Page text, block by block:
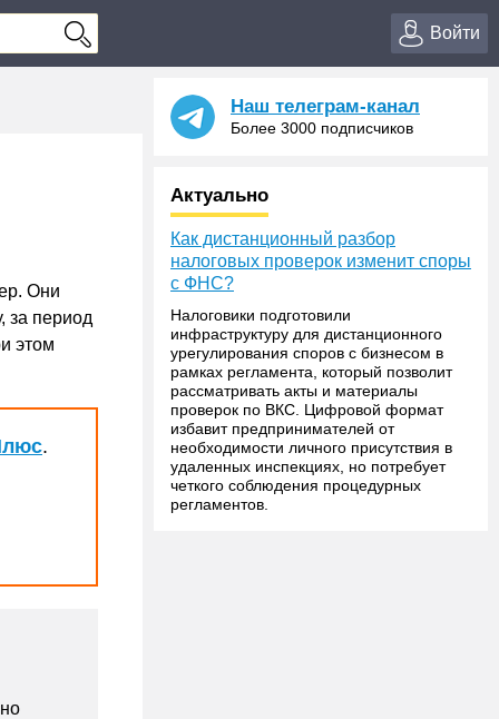
Войти
Они
за период
этом
.
Наш телеграм-канал
Более 3000 подписчиков
Актуально
Как дистанционный разбор
налоговых проверок изменит споры
с ФНС?
Налоговики подготовили
инфраструктуру для дистанционного
урегулирования споров с бизнесом в
рамках регламента, который позволит
рассматривать акты и материалы
проверок по ВКС. Цифровой формат
избавит предпринимателей от
необходимости личного присутствия в
удаленных инспекциях, но потребует
четкого соблюдения процедурных
регламентов.